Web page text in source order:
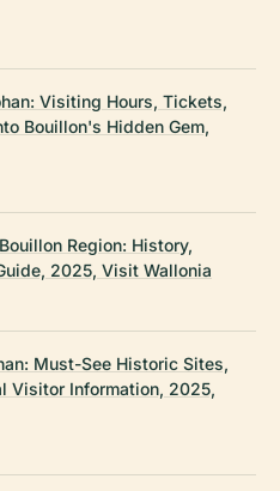
Visiting Hours, Tickets,
Bouillon's Hidden Gem,
Region: History,
2025, Visit Wallonia
Must-See Historic Sites,
Visitor Information, 2025,